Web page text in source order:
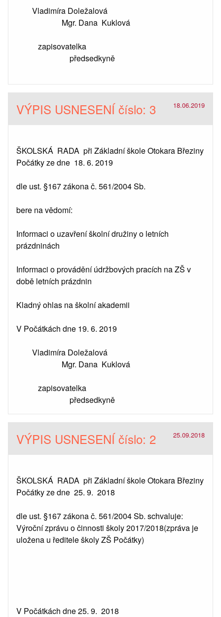
Vladimíra Doležalová
Mgr. Dana Kuklová
zapisovatelka
předsedkyně
VÝPIS USNESENÍ číslo: 3 18.06.2019
ŠKOLSKÁ RADA při Základní škole Otokara Březiny
Počátky ze dne 18. 6. 2019
dle ust. §167 zákona č. 561/2004 Sb.
bere na vědomí:
Informaci o uzavření školní družiny o letních
prázdninách
Informaci o provádění údržbových pracích na ZŠ v
době letních prázdnin
Kladný ohlas na školní akademii
V Počátkách dne 19. 6. 2019
Vladimíra Doležalová
Mgr. Dana Kuklová
zapisovatelka
předsedkyně
VÝPIS USNESENÍ číslo: 2 25.09.2018
ŠKOLSKÁ RADA při Základní škole Otokara Březiny
Počátky ze dne 25. 9. 2018
dle ust. §167 zákona č. 561/2004 Sb. schvaluje:
Výroční zprávu o činnosti školy 2017/2018(zpráva je
uložena u ředitele školy ZŠ Počátky)
V Počátkách dne 25. 9. 2018